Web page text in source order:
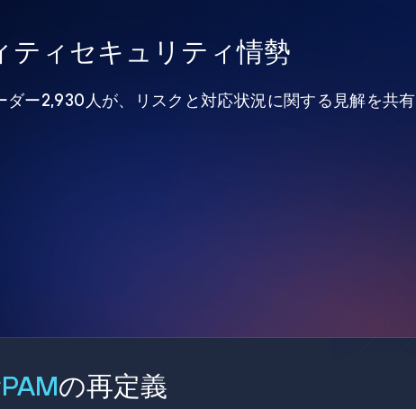
ティセキュリティ情勢
ー2,930人が、リスクと対応状況に関する見解を共有
の再定義